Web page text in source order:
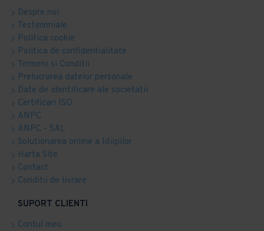
Despre noi
Testimoniale
Politica cookie
Politica de confidentialitate
Termeni si Conditii
Prelucrarea datelor personale
Date de identificare ale societatii
Certificari ISO
ANPC
ANPC - SAL
Solutionarea online a litigiilor
Harta Site
Contact
Conditii de livrare
SUPORT CLIENTI
Contul meu